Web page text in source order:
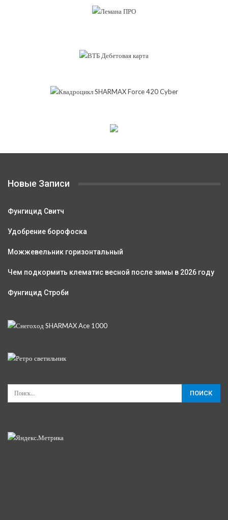
Новые Записи
Фунгицид Свитч
Удобрение борофоска
Можжевельник горизонтальный
Чем подкормить клематис весной после зимы в 2026 году
Фунгицид Строби